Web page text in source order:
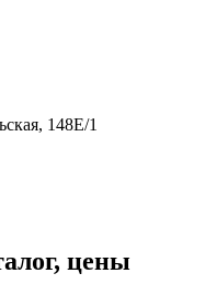
148Е/1
цены